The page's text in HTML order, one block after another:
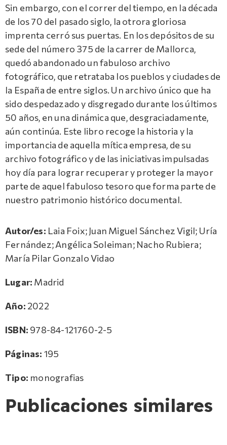
Sin embargo, con el correr del tiempo, en la década
de los 70 del pasado siglo, la otrora gloriosa
imprenta cerró sus puertas. En los depósitos de su
sede del número 375 de la carrer de Mallorca,
quedó abandonado un fabuloso archivo
fotográfico, que retrataba los pueblos y ciudades de
la España de entre siglos. Un archivo único que ha
sido despedazado y disgregado durante los últimos
50 años, en una dinámica que, desgraciadamente,
aún continúa. Este libro recoge la historia y la
importancia de aquella mítica empresa, de su
archivo fotográfico y de las iniciativas impulsadas
hoy día para lograr recuperar y proteger la mayor
parte de aquel fabuloso tesoro que forma parte de
nuestro patrimonio histórico documental.
Autor/es: Laia Foix; Juan Miguel Sánchez Vigil; Uría
Fernández; Angélica Soleiman; Nacho Rubiera;
María Pilar Gonzalo Vidao
Lugar: Madrid
Año: 2022
ISBN: 978-84-121760-2-5
Páginas: 195
Tipo: monografias
Publicaciones similares